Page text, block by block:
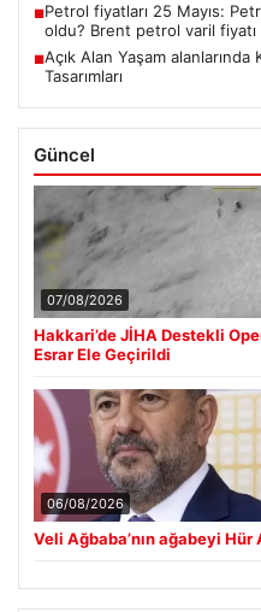
■Petrol fiyatları 25 Mayıs:
oldu? Brent petrol varil fiyatı
■Açık Alan Yaşam
Tasarımları
Güncel
07/08/2026
Hakkari’de JİHA Destekli
Esrar Ele Geçirildi
06/08/2026
Veli Ağbaba’nın ağabeyi Hür